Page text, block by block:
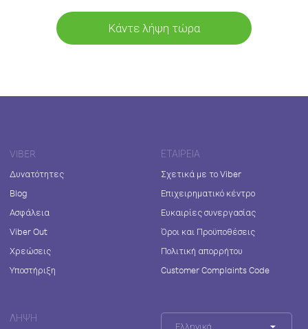
Κάντε λήψη τώρα
VIBER
Δυνατότητες
Blog
Ασφάλεια
Viber Out
Χρεώσεις
Υποστήριξη
ΕΤΑΙΡΕΊΑ
Σχετικά με το Viber
Επιχειρηματικό κέντρο
Ευκαιρίες συνεργασίας
Όροι και Προϋποθέσεις
Πολιτική απορρήτου
Customer Complaints Code
ΛΉΨΗ
Ελληνικά